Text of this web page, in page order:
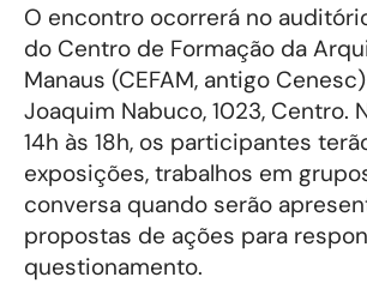
O encontro ocorrerá no auditório
do Centro de Formação da
Manaus (CEFAM, antigo
Joaquim Nabuco, 1023, Centro.
14h às 18h, os participantes
exposições, trabalhos em
conversa quando serão
propostas de ações para
questionamento.